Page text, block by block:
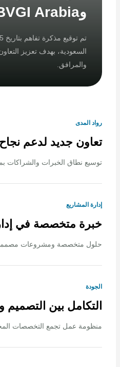
السعودية، بهدف تعزيز التعاون
جديد لدعم نجاح
نطاق الخبرات والشراكات بما يرفع
المشاريع
متخصصة في إدارة
متخصصة ومشروعات مصممة لتلبية
بين التصميم والإدارة
عمل تجمع التخصصات المختلفة